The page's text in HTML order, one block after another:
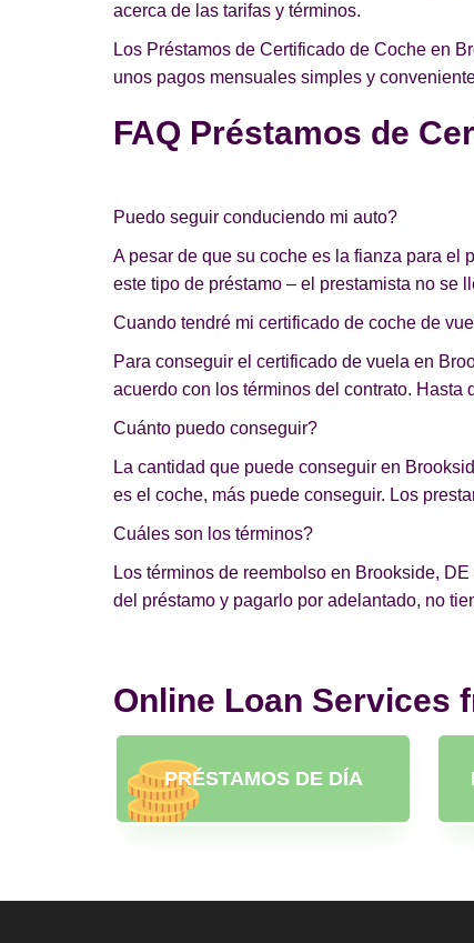
acerca de las tarifas y términos.
Los Préstamos de Certificado de Coche en
unos pagos mensuales simples y
FAQ Préstamos de
Puedo seguir conduciendo mi auto?
A pesar de que su coche es la fianza para el
este tipo de préstamo – el prestamista no se
Cuando tendré mi certificado de coche de
Para conseguir el certificado de vuela en
acuerdo con los términos del contrato. Hasta
Cuánto puedo conseguir?
La cantidad que puede conseguir en
es el coche, más puede conseguir. Los
Cuáles son los términos?
Los términos de reembolso en Brookside,
del préstamo y pagarlo por adelantado, no
Online Loan Services
PRÉSTAMOS DE DÍA